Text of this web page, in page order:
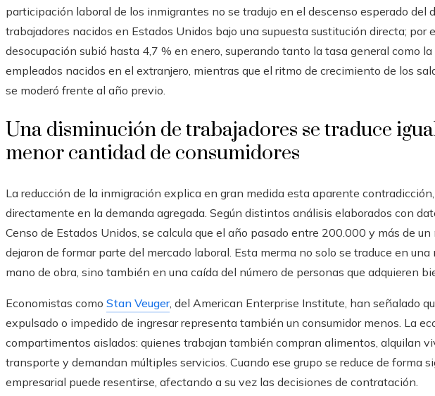
participación laboral de los inmigrantes no se tradujo en el descenso esperado del
trabajadores nacidos en Estados Unidos bajo una supuesta sustitución directa; por
desocupación subió hasta 4,7 % en enero, superando tanto la tasa general como
empleados nacidos en el extranjero, mientras que el ritmo de crecimiento de los
se moderó frente al año previo.
Una disminución de trabajadores se traduce
menor cantidad de consumidores
La reducción de la inmigración explica en gran medida esta aparente
directamente en la demanda agregada. Según distintos análisis elaborados con
Censo de Estados Unidos, se calcula que el año pasado entre 200.000 y más de
dejaron de formar parte del mercado laboral. Esta merma no solo se traduce en
mano de obra, sino también en una caída del número de personas que adquieren
Economistas como Stan Veuger, del American Enterprise Institute, han señalado
expulsado o impedido de ingresar representa también un consumidor menos. La
compartimentos aislados: quienes trabajan también compran alimentos, alquilan
transporte y demandan múltiples servicios. Cuando ese grupo se reduce de forma
empresarial puede resentirse, afectando a su vez las decisiones de contratación.